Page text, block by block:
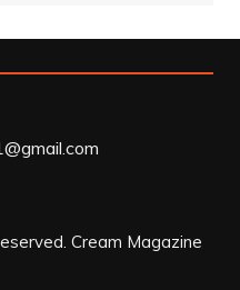
Cream Magazine